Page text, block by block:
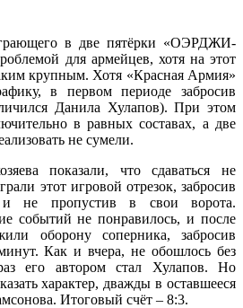
в две пятёрки «ОЭРДЖИ-
для армейцев, хотя на этот
крупным. Хотя «Красная Армия»
в первом периоде забросив
Данила Хулапов). При этом
в равных составах, а две
не сумели.
показали, что сдаваться не
этот игровой отрезок, забросив
и не пропустив в свои ворота.
событий не понравилось, и после
оборону соперника, забросив
Как и вчера, не обошлось без
его автором стал Хулапов. Но
характер, дважды в оставшееся
Итоговый счёт – 8:3.